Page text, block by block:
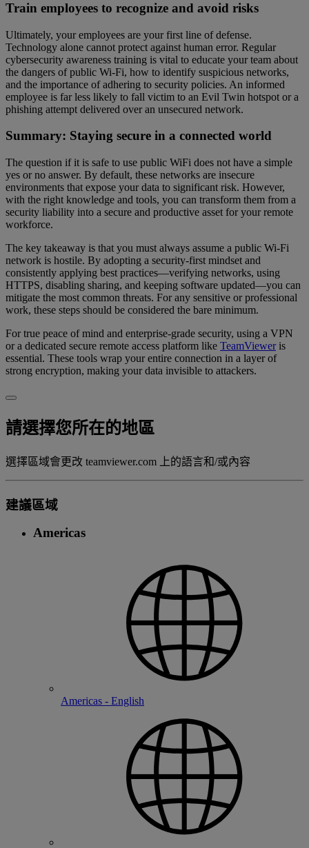
Train employees to recognize and avoid risks
Ultimately, your employees are your first line of defense.
Technology alone cannot protect against human error. Regular
cybersecurity awareness training is vital to educate your team about
the dangers of public Wi-Fi, how to identify suspicious networks,
and the importance of adhering to security policies. An informed
employee is far less likely to fall victim to an Evil Twin hotspot or a
phishing attempt delivered over an unsecured network.
Summary: Staying secure in a connected world
The question if it is safe to use public WiFi does not have a simple
yes or no answer. By default, these networks are insecure
environments that expose your data to significant risk. However,
with the right knowledge and tools, you can transform them from a
security liability into a secure and productive asset for your remote
workforce.
The key takeaway is that you must always assume a public Wi-Fi
network is hostile. By adopting a security-first mindset and
consistently applying best practices—verifying networks, using
HTTPS, disabling sharing, and keeping software updated—you can
mitigate the most common threats. For any sensitive or professional
work, these steps should be considered the bare minimum.
For true peace of mind and enterprise-grade security, using a VPN
or a dedicated secure remote access platform like TeamVieweris
essential. These tools wrap your entire connection in a layer of
strong encryption, making your data invisible to attackers.
請選擇您所在的地區
選擇區域會更改 teamviewer.com 上的語言和/或內容
建議區域
Americas
Americas - English